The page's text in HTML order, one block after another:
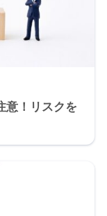
意！リスクを